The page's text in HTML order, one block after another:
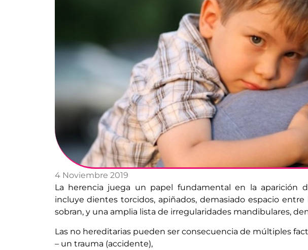
4 Noviembre 2019
La herencia juega un papel fundamental en la aparición
incluye dientes torcidos, apiñados, demasiado espacio
sobran, y una amplia lista de irregularidades mandibulares,
Las no hereditarias pueden ser consecuencia de múltiples
– un trauma (accidente),